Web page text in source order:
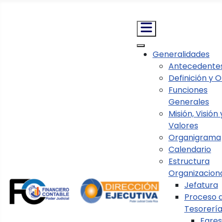
Generalidades
Definición y
Funciones
Generales
Misión, Visión
Valores
Organigrama
Calendario
Estructura
Jefatura
Proceso
Tesorería
Informes
Modificaciones Externas y Presupuesto
informe de ejecución del i trimestre
I trimestre 2023.zip